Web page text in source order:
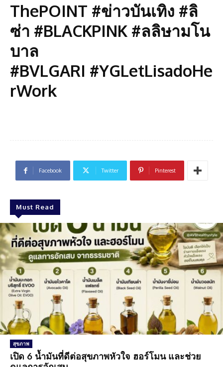
ThePOINT #ข่าวบันเทิง #ลิ
ซ่า #BLACKPINK #ลลิษามโน
บาล
#BVLGARI #YGLetLisadoHe
rWork
Facebook Twitter Pinterest
Must Read
สุขภาพ
เปิด 6 น้ำมันที่ดีต่อสุขภาพหัวใจ ฮอร์โมน และช่วย